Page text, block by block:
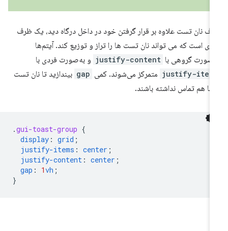
نان تست علاوه بر قرار گرفتن خود در داخل درگاه دید، یک ظرف
است که می تواند نان تست ها را تراز و توزیع کند. آیتم‌ها
گروهی با justify-content و به‌صورت فردی با
justify- متمرکز می‌شوند. کمی gap بیندازید تا نان تست
با هم تماس نداشته باشند.
.gui-toast-group
display: grid
justify-items: center
justify-content: center
gap: 1